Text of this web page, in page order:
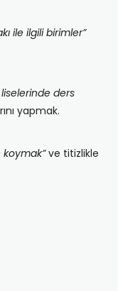
ile ilgili birimler”
ders
yapmak.
ve titizlikle